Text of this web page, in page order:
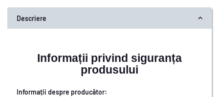
Descriere
Informații privind siguranța
produsului
Informații despre producător: